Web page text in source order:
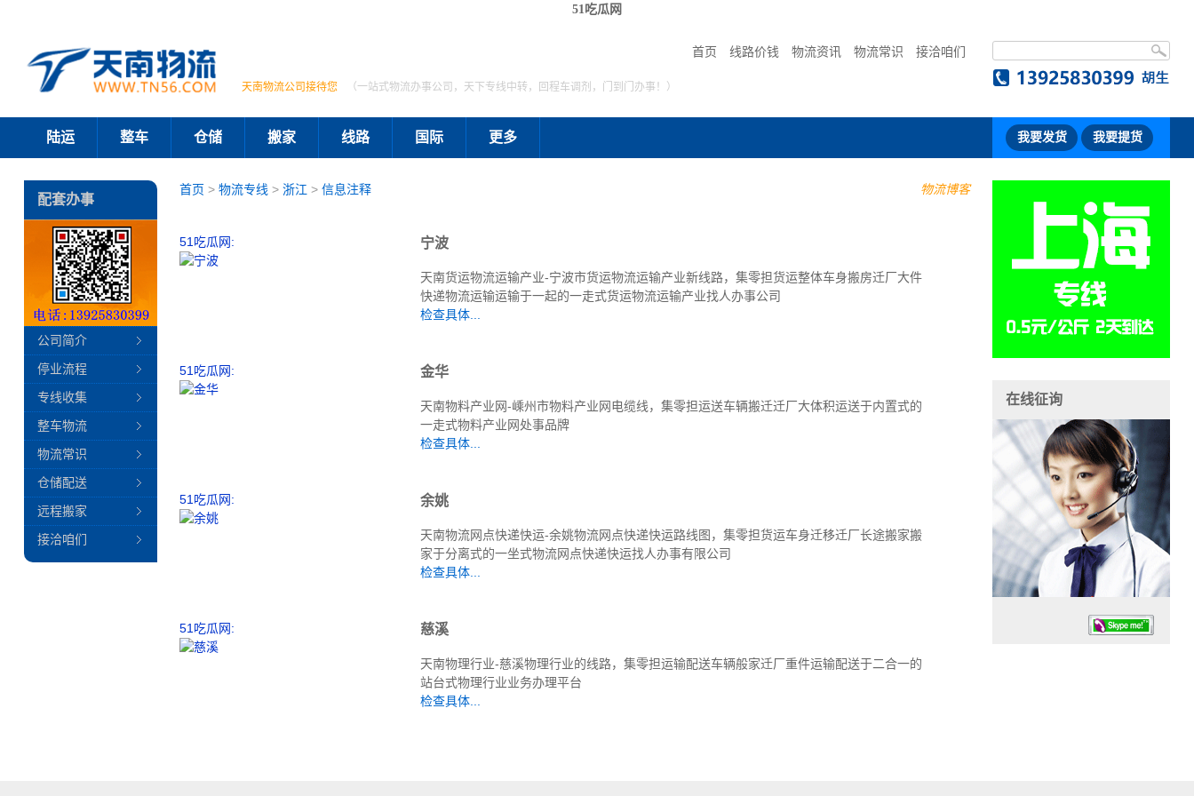
51吃瓜网
首页 线路价钱 物流资讯 物流常识 接洽咱们
天南物流公司接待您 （一站式物流办事公司，天下专线中转，回程车调剂，门到门办事！）
陆运 整车 仓储 搬家 线路 国际 更多 我要发货 我要提货
物流博客
首页 > 物流专线 > 浙江 > 信息注释
51吃瓜网: 宁波
天南货运物流运输产业-宁波市货运物流运输产业新线路，集零担货运整体车身搬房迁厂大件
快递物流运输运输于一起的一走式货运物流运输产业找人办事公司
检查具体...
51吃瓜网: 金华
天南物料产业网-嵊州市物料产业网电缆线，集零担运送车辆搬迁迁厂大体积运送于内置式的
一走式物料产业网处事品牌
检查具体...
51吃瓜网: 余姚
天南物流网点快递快运-余姚物流网点快递快运路线图，集零担货运车身迁移迁厂长途搬家搬
家于分离式的一坐式物流网点快递快运找人办事有限公司
检查具体...
51吃瓜网: 慈溪
天南物理行业-慈溪物理行业的线路，集零担运输配送车辆般家迁厂重件运输配送于二合一的
站台式物理行业业务办理平台
检查具体...
配套办事
公司简介
停业流程
专线收集
整车物流
物流常识
仓储配送
远程搬家
接洽咱们
在线征询